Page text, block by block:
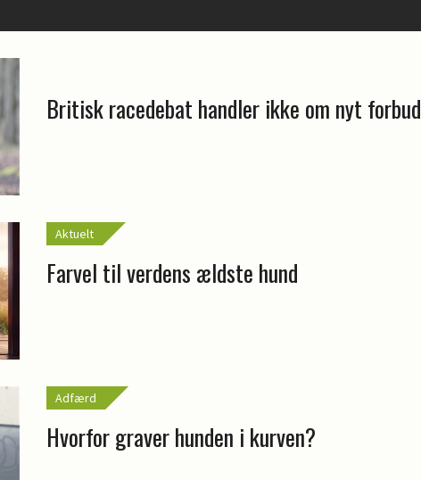
Britisk racedebat handler ikke om nyt forbud
Aktuelt
Farvel til verdens ældste hund
Adfærd
Hvorfor graver hunden i kurven?